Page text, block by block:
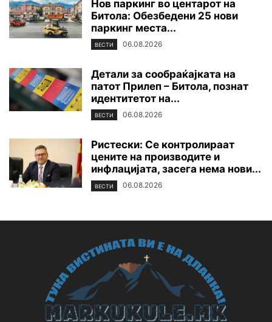
Нов паркинг во центарот на
Битола: Обезбедени 25 нови
паркинг места...
ВЕСТИ 06.08.2026
Детали за сообраќајката на
патот Прилеп – Битола, познат
идентитетот на...
ВЕСТИ 06.08.2026
Ристески: Се контролираат
цените на производите и
инфлацијата, засега нема нови...
ВЕСТИ 06.08.2026